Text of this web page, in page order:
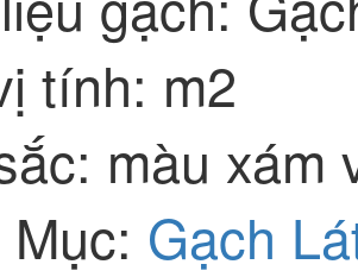
tính: m2
màu xám
Gạch